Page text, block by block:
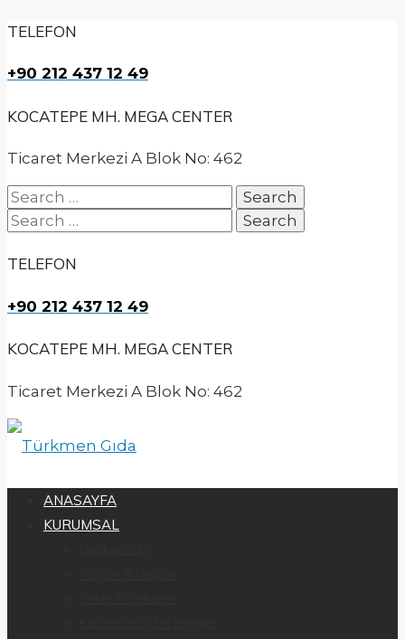
TELEFON
+90 212 437 12 49
KOCATEPE MH. MEGA CENTER
Ticaret Merkezi A Blok No: 462
Search
for:
Search
TELEFON
+90 212 437 12 49
KOCATEPE MH. MEGA CENTER
Ticaret Merkezi A Blok No: 462
ANASAYFA
KURUMSAL